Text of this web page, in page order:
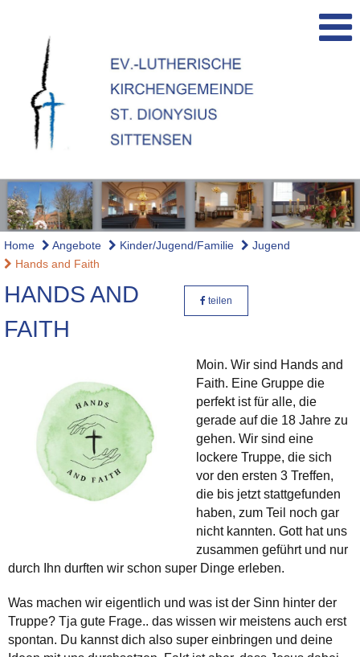
Home Angebote Kinder/Jugend/Familie
Jugend
Hands and Faith
HANDS AND
FAITH
teilen
Moin. Wir sind Hands and
Faith. Eine Gruppe die
perfekt ist für alle, die
gerade auf die 18 Jahre zu
gehen. Wir sind eine
lockere Truppe, die sich
vor den ersten 3 Treffen,
die bis jetzt stattgefunden
haben, zum Teil noch gar
nicht kannten. Gott hat uns
zusammen geführt und nur
durch Ihn durften wir schon super Dinge erleben.
Was machen wir eigentlich und was ist der Sinn hinter der
Truppe? Tja gute Frage.. das wissen wir meistens auch erst
spontan. Du kannst dich also super einbringen und deine